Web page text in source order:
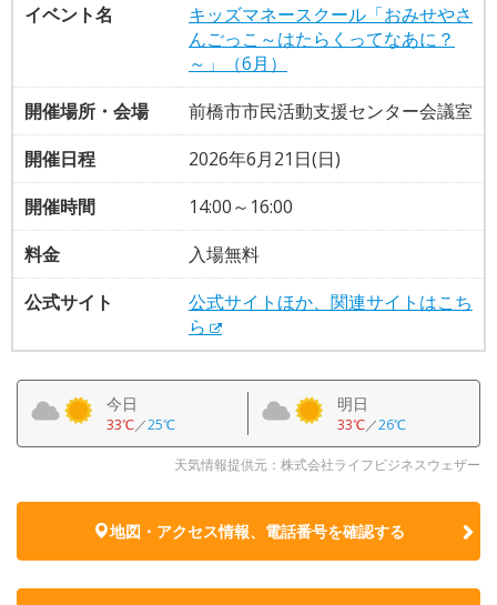
イベント名
キッズマネースクール「おみせやさ
んごっこ～はたらくってなあに？
～」（6月）
開催場所・会場
前橋市市民活動支援センター会議室
開催日程
2026年6月21日(日)
開催時間
14:00～16:00
料金
入場無料
公式サイト
公式サイトほか、関連サイトはこち
ら
今日
33℃／25℃
明日
33℃／26℃
天気情報提供元：株式会社ライフビジネスウェザー
地図・アクセス情報、電話番号を確認する